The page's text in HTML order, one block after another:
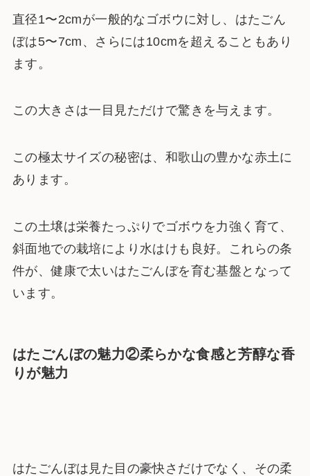
直径1〜2cmが一般的なゴボウに対し、はたごん
ぼは5〜7cm、さらには10cmを超えることもあり
ます。
この大きさは一目見ただけで驚きを与えます。
この極太サイズの秘密は、和歌山の豊かな赤土に
あります。
この土壌は栄養たっぷりでゴボウを力強く育て、
斜面地での栽培により水はけも良好。これらの条
件が、健康で太いはたごんぼを育む基盤となって
います。
はたごんぼの魅力②柔らかな食感と芳醇な香
りが魅力
はたごんぼは見た目の豪快さだけでなく、その柔